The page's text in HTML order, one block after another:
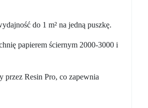
do 1 m² na jedną puszkę.
papierem ściernym 2000-3000 i
przez Resin Pro, co zapewnia